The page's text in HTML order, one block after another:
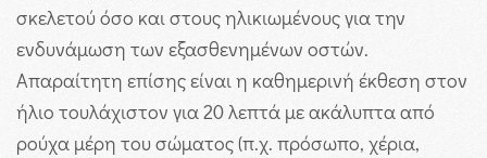
σκελετού όσο και στους ηλικιωμένους για την
ενδυνάμωση των εξασθενημένων οστών.
Απαραίτητη επίσης είναι η καθημερινή έκθεση στον
ήλιο τουλάχιστον για 20 λεπτά με ακάλυπτα από
ρούχα μέρη του σώματος (π.χ. πρόσωπο, χέρια,